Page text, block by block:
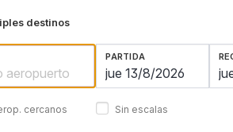
destinos
cercanos
PARTIDA
Sin escalas